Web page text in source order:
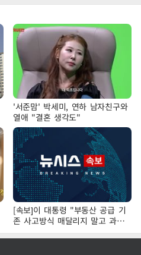
'서준맘' 박세미, 연하 남자친구와
열애 "결혼 생각도"
[속보]이 대통령 "부동산 공급 기
존 사고방식 매달리지 말고 과감
히 실천"